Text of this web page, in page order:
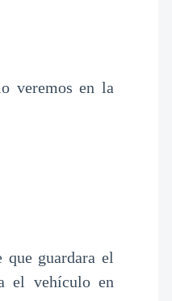
veremos en la
que guardara el
el vehículo en